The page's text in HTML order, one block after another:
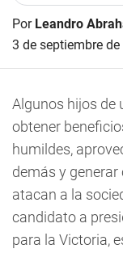
Por Leandro
3 de septiembre
Algunos hijos
obtener
humildes,
demás y
atacan a la
candidato a
para la Victoria,